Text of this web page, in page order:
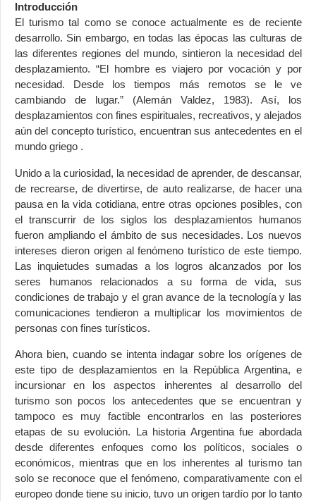
Libros y publicaciones
Turismo y Desarrollo
Turismo, empresas y actividades
Turismo y Campo de conocimiento
Actividades y eventos
Centros y revistas académicas
Introducción
El turismo tal como se conoce actualmente es de reciente
desarrollo. Sin embargo, en todas las épocas las culturas de
las diferentes regiones del mundo, sintieron la necesidad del
desplazamiento. “El hombre es viajero por vocación y por
necesidad. Desde los tiempos más remotos se le ve
cambiando de lugar.” (Alemán Valdez, 1983). Así, los
desplazamientos con fines espirituales, recreativos, y alejados
aún del concepto turístico, encuentran sus antecedentes en el
mundo griego .
Unido a la curiosidad, la necesidad de aprender, de descansar,
de recrearse, de divertirse, de auto realizarse, de hacer una
pausa en la vida cotidiana, entre otras opciones posibles, con
el transcurrir de los siglos los desplazamientos humanos
fueron ampliando el ámbito de sus necesidades. Los nuevos
intereses dieron origen al fenómeno turístico de este tiempo.
Las inquietudes sumadas a los logros alcanzados por los
seres humanos relacionados a su forma de vida, sus
condiciones de trabajo y el gran avance de la tecnología y las
comunicaciones tendieron a multiplicar los movimientos de
personas con fines turísticos.
Ahora bien, cuando se intenta indagar sobre los orígenes de
este tipo de desplazamientos en la República Argentina, e
incursionar en los aspectos inherentes al desarrollo del
turismo son pocos los antecedentes que se encuentran y
tampoco es muy factible encontrarlos en las posteriores
etapas de su evolución. La historia Argentina fue abordada
desde diferentes enfoques como los políticos, sociales o
económicos, mientras que en los inherentes al turismo tan
solo se reconoce que el fenómeno, comparativamente con el
europeo donde tiene su inicio, tuvo un origen tardío por lo tanto